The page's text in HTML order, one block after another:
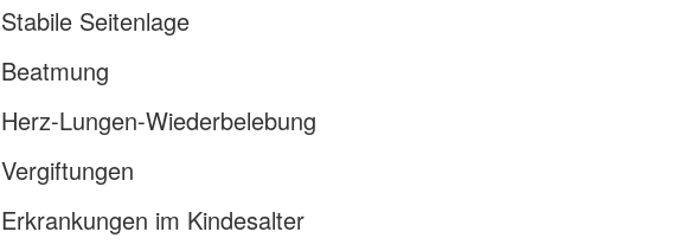
Stabile Seitenlage
Beatmung
Herz-Lungen-Wiederbelebung
Vergiftungen
Erkrankungen im Kindesalter